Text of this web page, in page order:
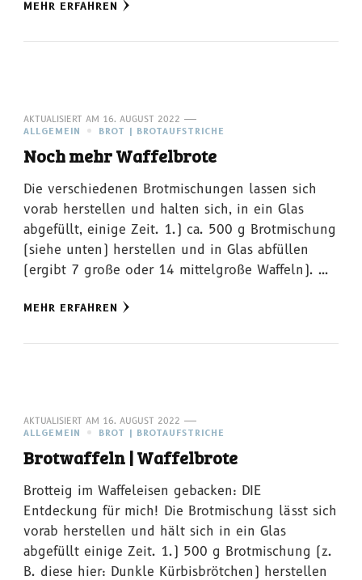
MEHR ERFAHREN
AKTUALISIERT AM 16. AUGUST 2022
ALLGEMEIN
BROT | BROTAUFSTRICHE
Noch mehr Waffelbrote
Die verschiedenen Brotmischungen lassen sich
vorab herstellen und halten sich, in ein Glas
abgefüllt, einige Zeit. 1.) ca. 500 g Brotmischung
(siehe unten) herstellen und in Glas abfüllen
(ergibt 7 große oder 14 mittelgroße Waffeln). …
MEHR ERFAHREN
AKTUALISIERT AM 16. AUGUST 2022
ALLGEMEIN
BROT | BROTAUFSTRICHE
Brotwaffeln | Waffelbrote
Brotteig im Waffeleisen gebacken: DIE
Entdeckung für mich! Die Brotmischung lässt sich
vorab herstellen und hält sich in ein Glas
abgefüllt einige Zeit. 1.) 500 g Brotmischung (z.
B. diese hier: Dunkle Kürbisbrötchen) herstellen